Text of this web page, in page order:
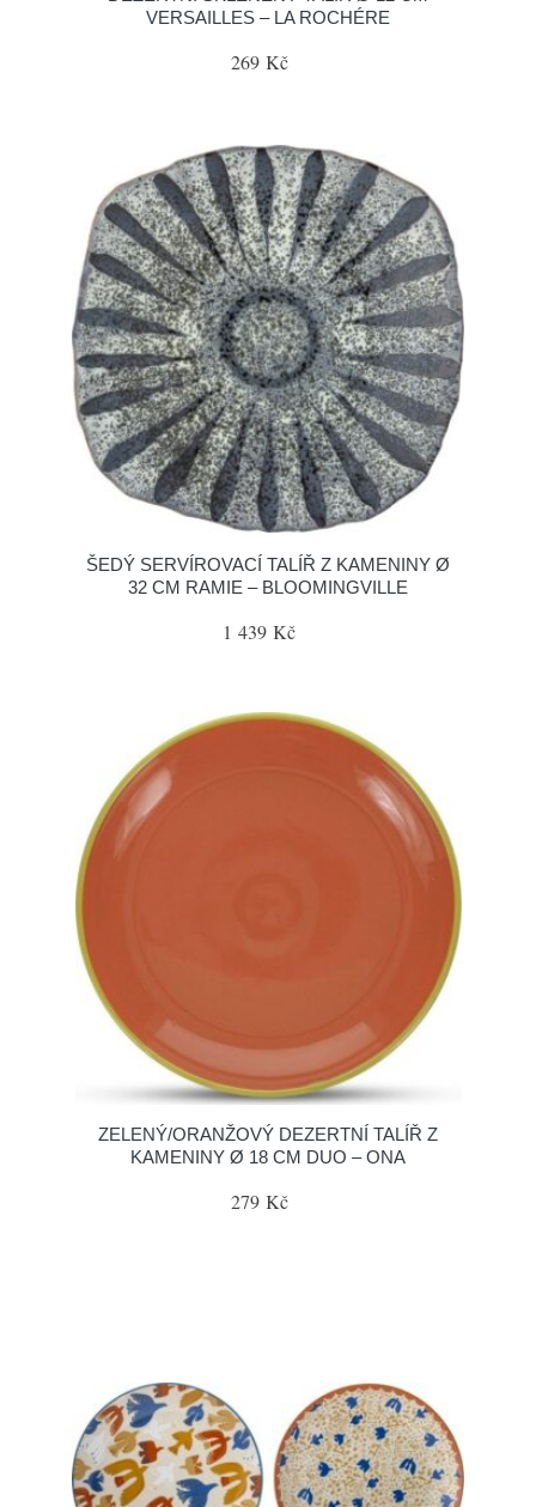
VERSAILLES – LA ROCHÉRE
269 Kč
ŠEDÝ SERVÍROVACÍ TALÍŘ Z KAMENINY Ø
32 CM RAMIE – BLOOMINGVILLE
1 439 Kč
ZELENÝ/ORANŽOVÝ DEZERTNÍ TALÍŘ Z
KAMENINY Ø 18 CM DUO – ONA
279 Kč